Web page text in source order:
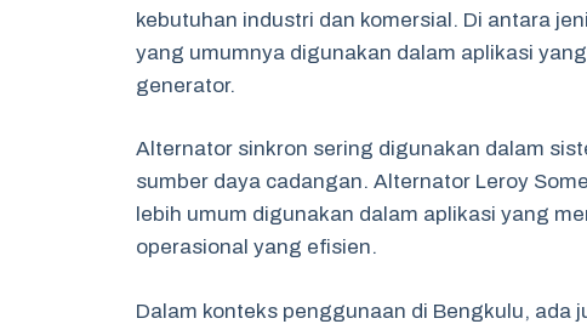
kebutuhan industri dan komersial. Di antara
yang umumnya digunakan dalam aplikasi
generator.
Alternator sinkron sering digunakan dalam
sumber daya cadangan. Alternator Leroy
lebih umum digunakan dalam aplikasi yang
operasional yang efisien.
Dalam konteks penggunaan di Bengkulu, ada